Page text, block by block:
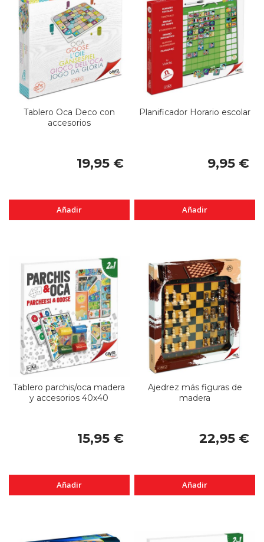
Tablero Oca Deco con
accesorios
19,95 €
Añadir
Planificador Horario escolar
9,95 €
Añadir
Tablero parchis/oca madera
y accesorios 40x40
15,95 €
Añadir
Ajedrez más figuras de
madera
22,95 €
Añadir